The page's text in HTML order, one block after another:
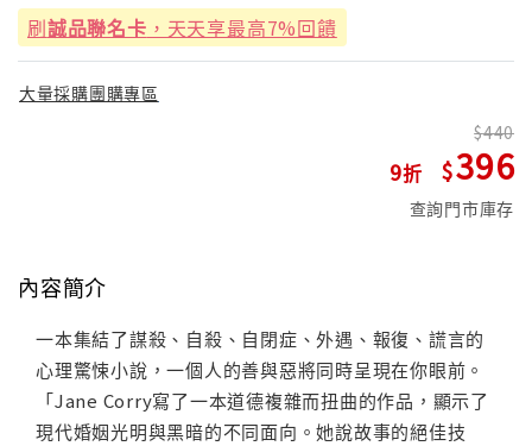
刷誠品聯名卡 ，天天享最高7%回饋
大量採購團購專區
9
440
396
查詢門市庫存
內容簡介
一本集結了謀殺、自殺、自閉症、外遇、報復、謊言的
心理驚悚小說，一個人的善與惡將同時呈現在你眼前。
「Jane Corry寫了一本道德複雜而扭曲的作品，顯示了
現代婚姻光明與黑暗的不同面向。她說故事的絕佳技